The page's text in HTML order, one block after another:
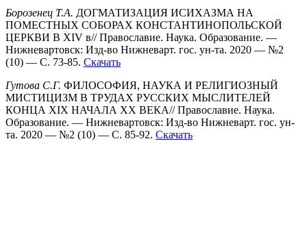
Борозенец Т.А. ДОГМАТИЗАЦИЯ ИСИХАЗМА НА
ПОМЕСТНЫХ СОБОРАХ КОНСТАНТИНОПОЛЬСКОЙ
ЦЕРКВИ В XIV в// Православие. Наука. Образование. —
Нижневартовск: Изд-во Нижневарт. гос. ун-та. 2020 — №2
(10) — С. 73-85. Скачать
Гутова С.Г. ФИЛОСОФИЯ, НАУКА И РЕЛИГИОЗНЫЙ
МИСТИЦИЗМ В ТРУДАХ РУССКИХ МЫСЛИТЕЛЕЙ
КОНЦА XIX НАЧАЛА XX ВЕКА// Православие. Наука.
Образование. — Нижневартовск: Изд-во Нижневарт. гос. ун-
та. 2020 — №2 (10) — С. 85-92. Скачать